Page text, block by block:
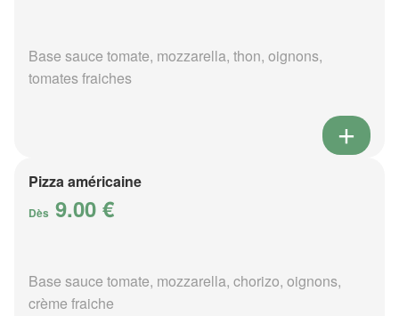
Base sauce tomate, mozzarella, thon, oignons,
tomates fraiches
Pizza américaine
Dès 9.00 €
Base sauce tomate, mozzarella, chorizo, oignons,
crème fraiche